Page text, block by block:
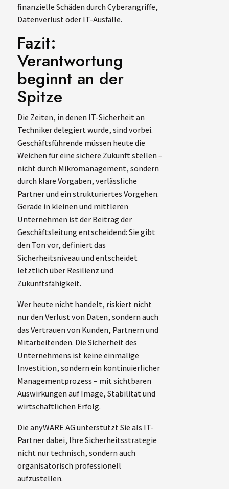
finanzielle Schäden durch Cyberangriffe,
Datenverlust oder IT-Ausfälle.
Fazit:
Verantwortung
beginnt an der
Spitze
Die Zeiten, in denen IT-Sicherheit an
Techniker delegiert wurde, sind vorbei.
Geschäftsführende müssen heute die
Weichen für eine sichere Zukunft stellen –
nicht durch Mikromanagement, sondern
durch klare Vorgaben, verlässliche
Partner und ein strukturiertes Vorgehen.
Gerade in kleinen und mittleren
Unternehmen ist der Beitrag der
Geschäftsleitung entscheidend: Sie gibt
den Ton vor, definiert das
Sicherheitsniveau und entscheidet
letztlich über Resilienz und
Zukunftsfähigkeit.
Wer heute nicht handelt, riskiert nicht
nur den Verlust von Daten, sondern auch
das Vertrauen von Kunden, Partnern und
Mitarbeitenden. Die Sicherheit des
Unternehmens ist keine einmalige
Investition, sondern ein kontinuierlicher
Managementprozess – mit sichtbaren
Auswirkungen auf Image, Stabilität und
wirtschaftlichen Erfolg.
Die anyWARE AG unterstützt Sie als IT-
Partner dabei, Ihre Sicherheitsstrategie
nicht nur technisch, sondern auch
organisatorisch professionell
aufzustellen.